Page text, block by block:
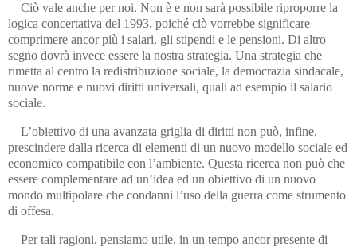
Ciò vale anche per noi. Non è e non sarà possibile riproporre la
logica concertativa del 1993, poiché ciò vorrebbe significare
comprimere ancor più i salari, gli stipendi e le pensioni. Di altro
segno dovrà invece essere la nostra strategia. Una strategia che
rimetta al centro la redistribuzione sociale, la democrazia sindacale,
nuove norme e nuovi diritti universali, quali ad esempio il salario
sociale.
L’obiettivo di una avanzata griglia di diritti non può, infine,
prescindere dalla ricerca di elementi di un nuovo modello sociale ed
economico compatibile con l’ambiente. Questa ricerca non può che
essere complementare ad un’idea ed un obiettivo di un nuovo
mondo multipolare che condanni l’uso della guerra come strumento
di offesa.
Per tali ragioni, pensiamo utile, in un tempo ancor presente di